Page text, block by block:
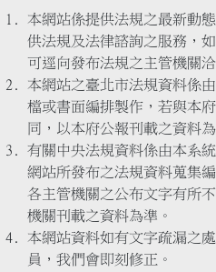
本網站係提供法規之最新動
供法規及法律諮詢之服務，
可逕向發布法規之主管機關洽
本網站之臺北市法規資料係
檔或書面編排製作，若與本
同，以本府公報刊載之資料為
有關中央法規資料係由本系
網站所發布之法規資料蒐集
各主管機關之公布文字有所
機關刊載之資料為準。
本網站資料如有文字疏漏之
員，我們會即刻修正。